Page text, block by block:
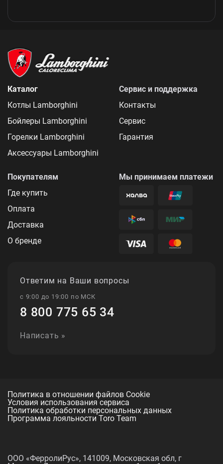
Каталог
Котлы Lamborghini
Бойлеры Lamborghini
Горелки Lamborghini
Аксессуары Lamborghini
Сервис и поддержка
Контакты
Сервис
Гарантия
Покупателям
Где купить
Оплата
Доставка
О бренде
Мы принимаем платежи
Ответим на Ваши вопросы
с 9:00 до 19:00 по МСК
8 800 775 65 34
Написать »
Политика в отношении файлов Cookie
Условия использования сервиса
Политика обработки персональных данных
Программа лояльности Toro Team
ООО «ФерролиРус», 141009, Московская обл, г